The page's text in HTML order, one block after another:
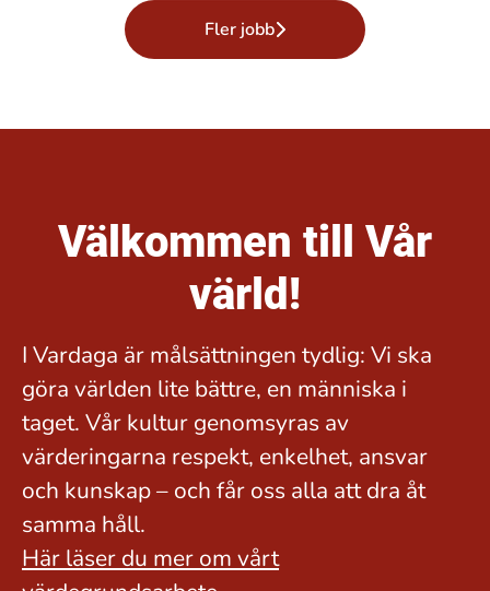
Fler jobb
Välkommen till Vår
värld!
I Vardaga är målsättningen tydlig: Vi ska
göra världen lite bättre, en människa i
taget. Vår kultur genomsyras av
värderingarna respekt, enkelhet, ansvar
och kunskap – och får oss alla att dra åt
samma håll.
Här läser du mer om vårt